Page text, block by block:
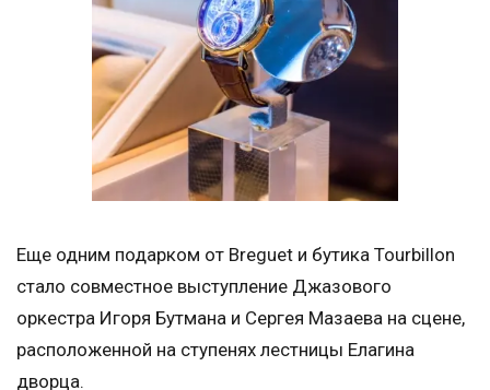
Еще одним подарком от Breguet и бутика Tourbillon
стало совместное выступление Джазового
оркестра Игоря Бутмана и Сергея Мазаева на сцене,
расположенной на ступенях лестницы Елагина
дворца.